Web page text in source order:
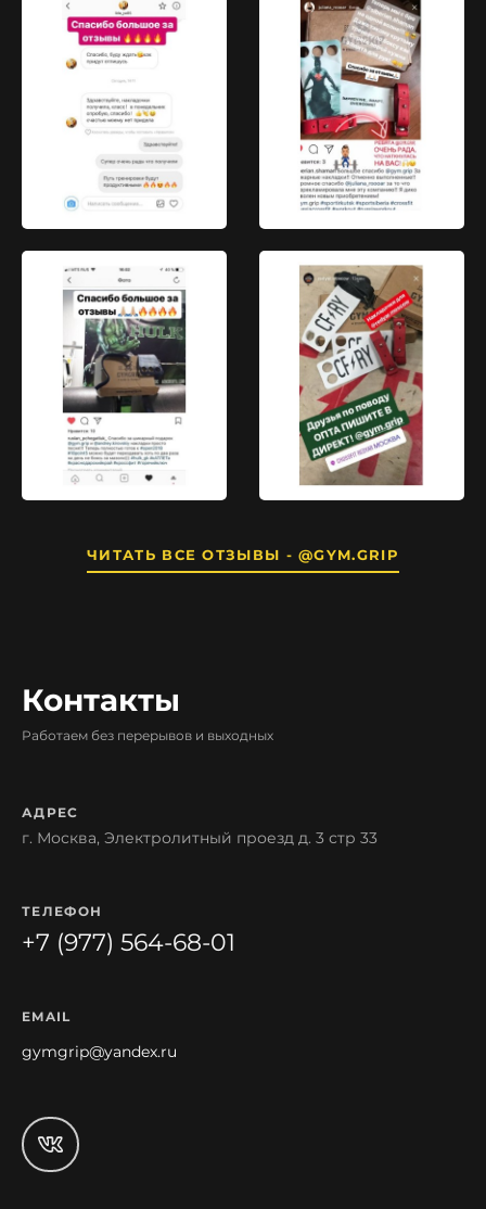
ЧИТАТЬ ВСЕ ОТЗЫВЫ - @GYM.GRIP
Контакты
Работаем без перерывов и выходных
АДРЕС
г. Москва, Электролитный проезд д. 3 стр 33
ТЕЛЕФОН
+7 (977) 564-68-01
EMAIL
gymgrip@yandex.ru